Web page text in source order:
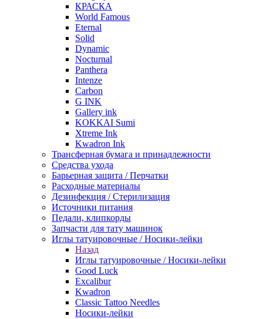
КРАСКА
World Famous
Eternal
Solid
Dynamic
Nocturnal
Panthera
Intenze
Carbon
G INK
Gallery ink
KOKKAI Sumi
Xtreme Ink
Kwadron Ink
Трансферная бумага и принадлежности
Средства ухода
Барьерная защита / Перчатки
Расходные материалы
Дезинфекция / Стерилизация
Источники питания
Педали, клипкорды
Запчасти для тату машинок
Иглы татуировочные / Носики-лейки
Назад
Иглы татуировочные / Носики-лейки
Good Luck
Excalibur
Kwadron
Classic Tattoo Needles
Носики-лейки